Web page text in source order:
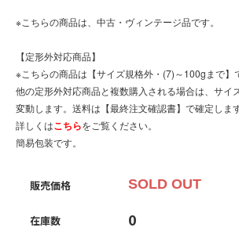
※こちらの商品は、中古・ヴィンテージ品です。
【定形外対応商品】
※こちらの商品は【サイズ規格外・(7)～100gまで】
他の定形外対応商品と複数購入される場合は、サイ
変動します。送料は【最終注文確認書】で確定します
詳しくはこちらをご覧ください。
簡易包装です。
販売価格 SOLD OUT
在庫数 0